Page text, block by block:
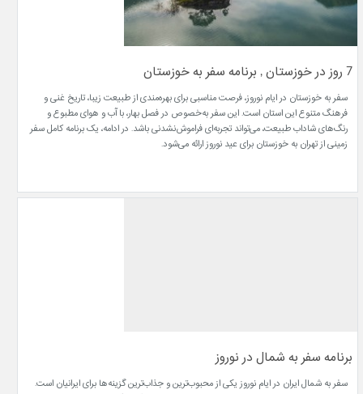
7 روز در خوزستان , برنامه سفر به خوزستان
سفر به خوزستان در ایام نوروز، فرصت مناسبی برای بهره‌مندی از طبیعت زیبا، تاریخ غنی و
فرهنگ متنوع این استان است. این سفر به‌خصوص در فصل بهار، با آب و هوای مطبوع و
رنگ‌های شاداب طبیعت، می‌تواند تجربه‌ای فراموش‌نشدنی باشد. در ادامه، یک برنامه کامل سفر
زمینی از تهران به خوزستان برای عید نوروز ارائه می‌شود.
برنامه سفر به شمال در نوروز
سفر به شمال ایران در ایام نوروز یکی از محبوب‌ترین و جذاب‌ترین گزینه‌ها برای ایرانیان است.